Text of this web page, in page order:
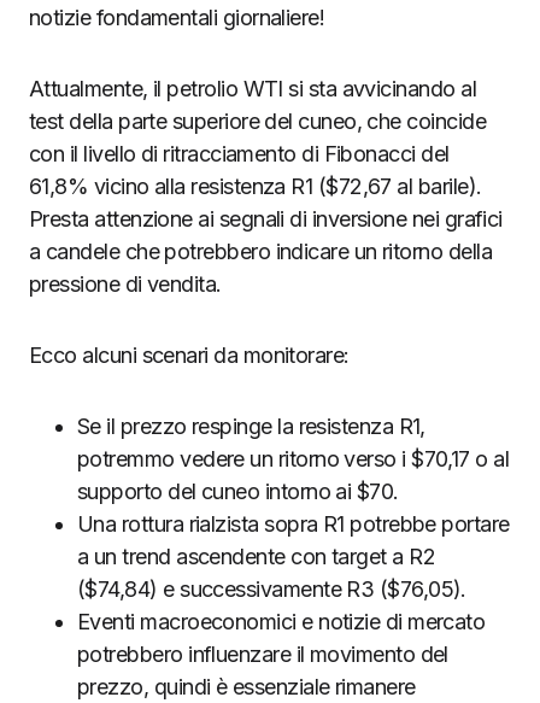
notizie fondamentali giornaliere!
Attualmente, il petrolio WTI si sta avvicinando al
test della parte superiore del cuneo, che coincide
con il livello di ritracciamento di Fibonacci del
61,8% vicino alla resistenza R1 ($72,67 al barile).
Presta attenzione ai segnali di inversione nei grafici
a candele che potrebbero indicare un ritorno della
pressione di vendita.
Ecco alcuni scenari da monitorare:
Se il prezzo respinge la resistenza R1,
potremmo vedere un ritorno verso i $70,17 o al
supporto del cuneo intorno ai $70.
Una rottura rialzista sopra R1 potrebbe portare
a un trend ascendente con target a R2
($74,84) e successivamente R3 ($76,05).
Eventi macroeconomici e notizie di mercato
potrebbero influenzare il movimento del
prezzo, quindi è essenziale rimanere